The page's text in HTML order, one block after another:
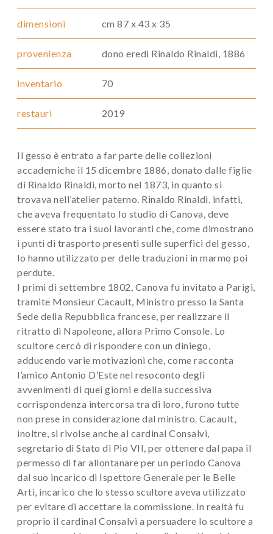
dimensioni cm 87 x 43 x 35
provenienza dono eredi Rinaldo Rinaldi, 1886
inventario 70
restauri 2019
Il gesso è entrato a far parte delle collezioni
accademiche il 15 dicembre 1886, donato dalle figlie
di Rinaldo Rinaldi, morto nel 1873, in quanto si
trovava nell’atelier paterno. Rinaldo Rinaldi, infatti,
che aveva frequentato lo studio di Canova, deve
essere stato tra i suoi lavoranti che, come dimostrano
i punti di trasporto presenti sulle superfici del gesso,
lo hanno utilizzato per delle traduzioni in marmo poi
perdute.
I primi di settembre 1802, Canova fu invitato a Parigi,
tramite Monsieur Cacault, Ministro presso la Santa
Sede della Repubblica francese, per realizzare il
ritratto di Napoleone, allora Primo Console. Lo
scultore cercò di rispondere con un diniego,
adducendo varie motivazioni che, come racconta
l’amico Antonio D’Este nel resoconto degli
avvenimenti di quei giorni e della successiva
corrispondenza intercorsa tra di loro, furono tutte
non prese in considerazione dal ministro. Cacault,
inoltre, si rivolse anche al cardinal Consalvi,
segretario di Stato di Pio VII, per ottenere dal papa il
permesso di far allontanare per un periodo Canova
dal suo incarico di Ispettore Generale per le Belle
Arti, incarico che lo stesso scultore aveva utilizzato
per evitare di accettare la commissione. In realtà fu
proprio il cardinal Consalvi a persuadere lo scultore a